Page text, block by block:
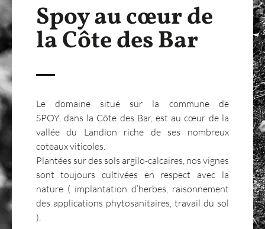
Spoy au cœur de
la Côte des Bar
Le domaine situé sur la commune de
SPOY, dans la Côte des Bar, est au cœur de la
vallée du Landion riche de ses nombreux
coteaux viticoles.
Plantées sur des sols argilo-calcaires, nos vignes
sont toujours cultivées en respect avec la
nature ( implantation d’herbes, raisonnement
des applications phytosanitaires, travail du sol
).